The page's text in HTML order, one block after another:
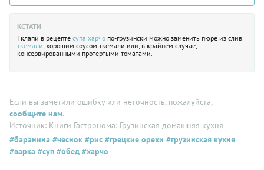
КСТАТИ
Тклапи в рецепте супа харчо по-грузински можно заменить пюре из слив
ткемали, хорошим соусом ткемали или, в крайнем случае,
консервированными протертыми томатами.
Если вы заметили ошибку или неточность, пожалуйста,
сообщите нам.
Источник: Книги Гастронома: Грузинская домашняя кухня
#баранина #чеснок #рис #грецкие орехи #грузинская кухня
#варка #суп #обед #харчо